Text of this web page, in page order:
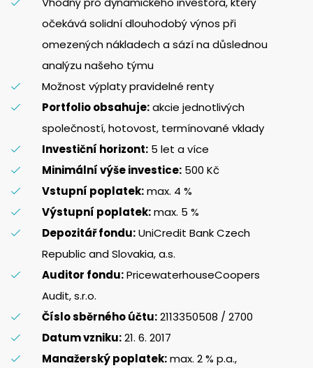
očekává solidní dlouhodobý výnos při
omezených nákladech a sází na důslednou
analýzu našeho týmu
Možnost výplaty pravidelné renty
Portfolio obsahuje:akcie jednotlivých
společností, hotovost, termínované vklady
Investiční horizont: 5 let a více
Minimální výše investice: 500 Kč
Vstupní poplatek:max. 4 %
Výstupní poplatek:max. 5 %
Depozitář fondu:UniCredit Bank Czech
Republic and Slovakia, a.s.
Auditor fondu:PricewaterhouseCoopers
Audit, s.r.o.
Číslo sběrného účtu:2113350508 / 2700
Datum vzniku:21. 6. 2017
Manažerský poplatek:max. 2 % p.a.,